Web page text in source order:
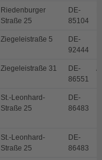
Riedenburger
Straße 25
DE-
85104
Ziegeleistraße 5
DE-
92444
Ziegeleistraße 31
DE-
86551
St.-Leonhard-
Straße 25
DE-
86483
St.-Leonhard-
Straße 25
DE-
86483